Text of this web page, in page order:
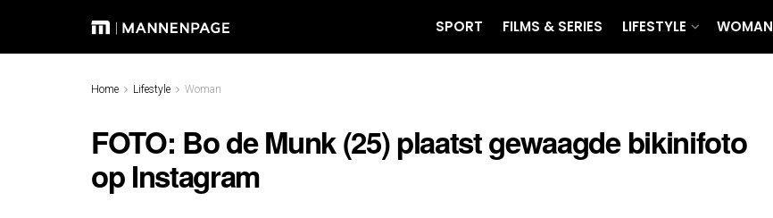
SPORT FILMS & SERIES LIFESTYLE WOMAN
Home Lifestyle Woman
FOTO: Bo de Munk (25) plaatst gewaagde bikinifoto
op Instagram